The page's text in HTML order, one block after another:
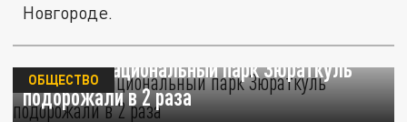
Новгороде.
Билеты в национальный парк Зюраткуль
подорожали в 2 раза
ОБЩЕСТВО